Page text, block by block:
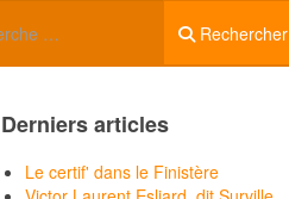
Rechercher
Derniers articles
Le certif' dans le Finistère